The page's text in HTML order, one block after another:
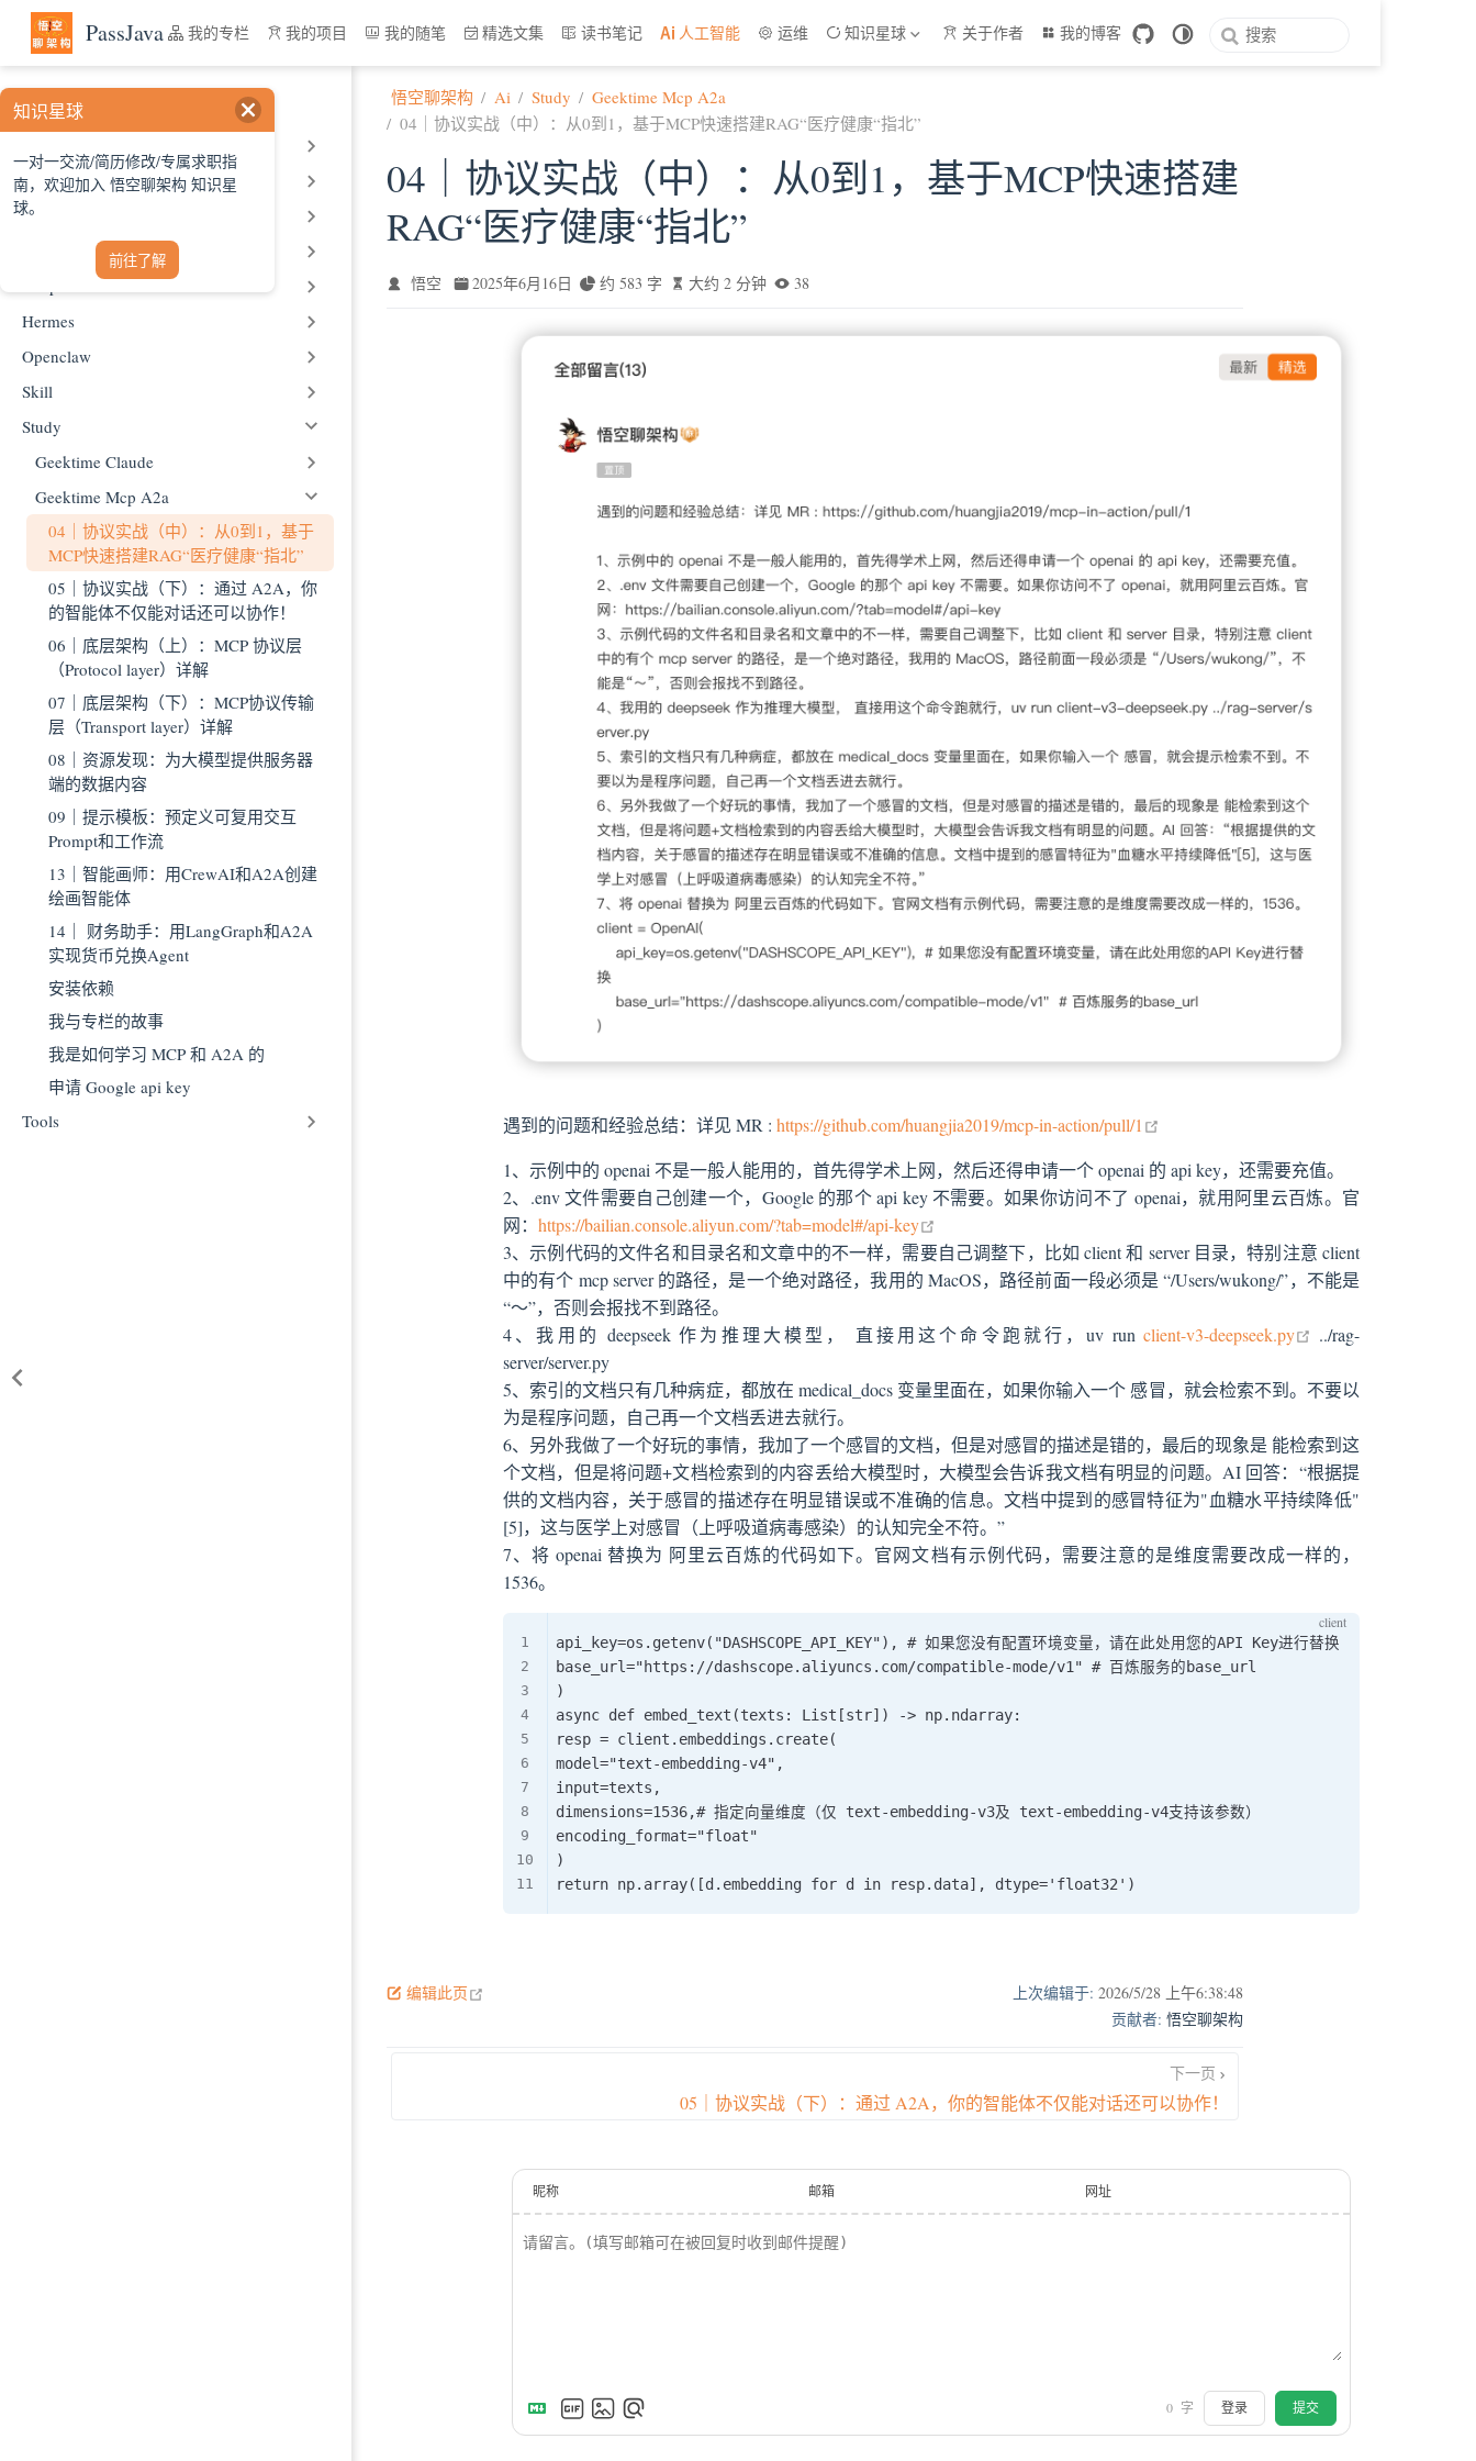
跳至主要內容
PassJava 我的专栏 我的项目 我的随笔 精选文集 读书笔记 人工智能 运维 知识星球 关于作者 我的博客
人工智能
Claude
Codebuddy
Company Practice
Hermes
Openclaw
Skill
Study
Geektime Claude
Geektime Mcp A2a
04｜协议实战（中）：从0到1，基于
MCP快速搭建RAG“医疗健康“指北”
05｜协议实战（下）：通过 A2A，你
的智能体不仅能对话还可以协作！
06｜底层架构（上）：MCP 协议层
（Protocol layer）详解
07｜底层架构（下）：MCP协议传输
层（Transport layer）详解
08｜资源发现：为大模型提供服务器
端的数据内容
09｜提示模板：预定义可复用交互
Prompt和工作流
13｜智能画师：用CrewAI和A2A创建
绘画智能体
14｜ 财务助手：用LangGraph和A2A
实现货币兑换Agent
安装依赖
我与专栏的故事
我是如何学习 MCP 和 A2A 的
申请 Google api key
Tools
悟空聊架构 Ai Study
Geektime Mcp A2a
04｜协议实战（中）：从0到1，基于MCP快速搭建RAG“医疗健康“指北”
04｜协议实战（中）：从0到1，基于MCP快速搭建
RAG“医疗健康“指北”
悟空 2025年6月16日 约 583 字 大约 2 分钟 38
遇到的问题和经验总结：详见 MR : https://github.com/huangjia2019/mcp-in-action/pull/1
1、示例中的 openai 不是一般人能用的，首先得学术上网，然后还得申请一个 openai 的 api key，还需要充值。
2、.env 文件需要自己创建一个，Google 的那个 api key 不需要。如果你访问不了 openai，就用阿里云百炼。官
网： https://bailian.console.aliyun.com/?tab=model#/api-key
3、示例代码的文件名和目录名和文章中的不一样，需要自己调整下，比如 client 和 server 目录，特别注意 client
中的有个 mcp server 的路径，是一个绝对路径，我用的 MacOS，路径前面一段必须是 “/Users/wukong/”，不能是
“～”，否则会报找不到路径。
4、我用的 deepseek 作为推理大模型， 直接用这个命令跑就行，uv run client-v3-deepseek.py open in new window
../rag-
server/server.py
5、索引的文档只有几种病症，都放在 medical_docs 变量里面在，如果你输入一个 感冒，就会检索不到。不要以
为是程序问题，自己再一个文档丢进去就行。
6、另外我做了一个好玩的事情，我加了一个感冒的文档，但是对感冒的描述是错的，最后的现象是 能检索到这
个文档，但是将问题+文档检索到的内容丢给大模型时，大模型会告诉我文档有明显的问题。AI 回答：“根据提
供的文档内容，关于感冒的描述存在明显错误或不准确的信息。文档中提到的感冒特征为"血糖水平持续降低"
[5]，这与医学上对感冒（上呼吸道病毒感染）的认知完全不符。”
7、将 openai 替换为 阿里云百炼的代码如下。官网文档有示例代码，需要注意的是维度需要改成一样的，
1536。
api_key=os.getenv("DASHSCOPE_API_KEY"), # 如果您没有配置环境变量，请在此处用您的API Key进行替换
base_url="https://dashscope.aliyuncs.com/compatible-mode/v1" # 百炼服务的base_url
)
async def embed_text(texts: List[str]) -> np.ndarray:
resp = client.embeddings.create(
model="text-embedding-v4",
input=texts,
dimensions=1536,# 指定向量维度（仅 text-embedding-v3及 text-embedding-v4支持该参数）
encoding_format="float"
)
编辑此页 上次编辑于: 2026/5/28 上午6:38:48
贡献者: 悟空聊架构
下一页
05｜协议实战（下）：通过 A2A，你的智能体不仅能对话还可以协作！
昵称 邮箱 网址
0 字 登录 提交
知识星球
一对一交流/简历修改/专属求职指
南，欢迎加入 悟空聊架构 知识星
球。
前往了解